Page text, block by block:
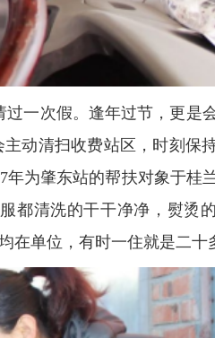
一次假。逢年过节，更是
动清扫收费站区，时刻保
为肇东站的帮扶对象于桂
都清洗的干干净净，熨烫
单位，有时一住就是二十